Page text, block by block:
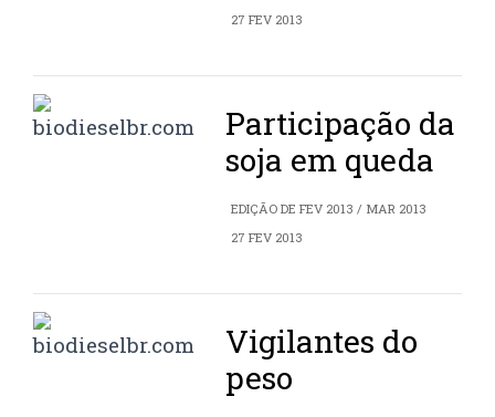
27 FEV 2013
Participação da
soja em queda
EDIÇÃO DE FEV 2013 / MAR 2013
27 FEV 2013
Vigilantes do
peso